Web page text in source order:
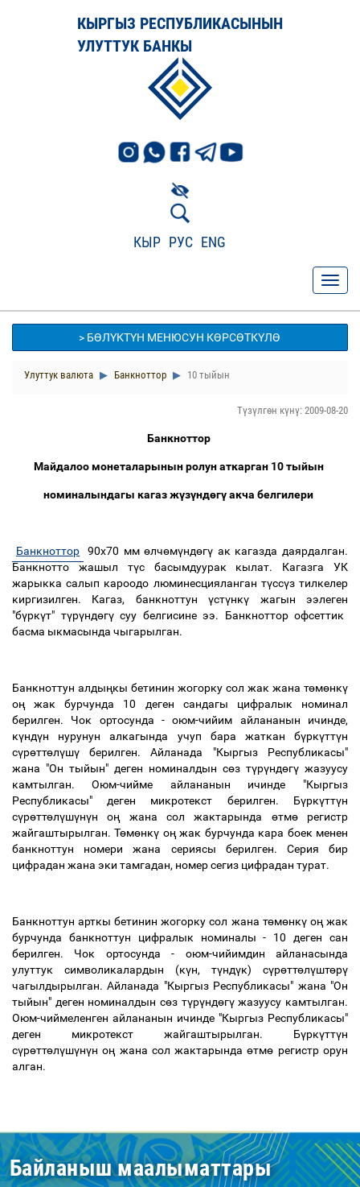
КЫРГЫЗ РЕСПУБЛИКАСЫНЫН
УЛУТТУК БАНКЫ
КЫР РУС ENG
> БӨЛҮКТҮН МЕНЮСУН КӨРСӨТКҮЛӨ
Улуттук валюта Банкноттор 10 тыйын
Түзүлгөн күнү: 2009-08-20
Банкноттор
Майдалоомонеталарынынролунаткарган 10тыйын
номиналындагы кагаз жүзүндөгү акча белгилери
Банкноттор 90х70 мм өлчөмүндөгү ак кагазда даярдалган.
Банкнотто
жашыл түс басымдуурак кылат. Кагазга
УК
жарыкка салып кароодо люминесцияланган түссүз тилкелер
киргизилген. Кагаз, банкноттун үстүнкү жагын
ээлеген
"бүркүт" түрүндөгү суу белгисине ээ. Банкноттор офсеттик
басма ыкмасында чыгарылган.
Банкноттун алдыңкы бетинин жогорку сол жак жана төмөнкү
оң
жак бурчунда 10 деген сандагы цифралык
номинал
берилген. Чок ортосунда -оюм-чийим айлананын ичинде,
күндүн
нурунун алкагында учуп бара жаткан
бүркүттүн
сүрөттөлүшү
берилген.Айланада "Кыргыз Республикасы"
жана "Он тыйын" деген номиналдын сөз түрүндөгү жазуусу
камтылган.Оюм-чийме айлананын ичинде "Кыргыз
Республикасы" деген микротекст берилген. Бүркүттүн
сүрөттөлүшүнүн
оң жана сол жактарында өтмө
регистр
жайгаштырылган.Төмөнкү оң жак бурчунда кара боек менен
банкноттун
номери жана сериясы берилген. Серия
бир
цифрадан жана эки тамгадан, номерсегиз цифрадан турат.
Банкноттун арткы бетинин жогорку сол жана төмөнкү оң жак
бурчунда
банкноттун цифралык номиналы - 10 деген
сан
берилген. Чок ортосунда - оюм-чийимдин
айланасында
улуттук
символикалардын (күн, түндүк) сүрөттөлүштөрү
чагылдырылган.Айланада "Кыргыз Республикасы" жана "Он
тыйын" деген номиналдын сөз түрүндөгү жазуусу камтылган.
Оюм-чиймеленген айлананын ичинде "Кыргыз Республикасы"
деген
микротекст жайгаштырылган. Бүркүттүн
сүрөттөлүшүнүн оң жана сол жактарында өтмө регистр орун
алган.
Байланыш маалыматтары